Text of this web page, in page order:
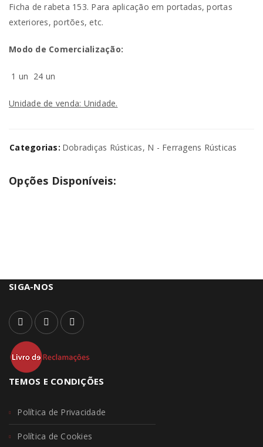
Ficha de rabeta 153. Para aplicação em portadas, portas
exteriores, portões, etc.
Modo de Comercialização:
1 un 24 un
Unidade de venda: Unidade.
Categorias: Dobradiças Rústicas, N - Ferragens Rústicas
Opções Disponíveis:
SIGA-NOS
TEMOS E CONDIÇÕES
Política de Privacidade
Política de Cookies